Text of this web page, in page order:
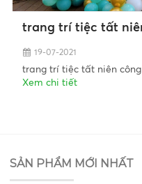
trang trí tiệc tất
19-07-2021
trang trí tiệc tất niên
Xem chi tiết
SẢN PHẨM MỚI NHẤT